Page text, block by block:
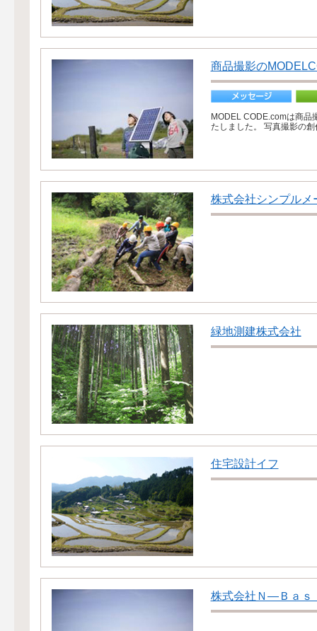
商品撮影の
MODEL CODE.comは商品
たしました。 写真撮影の
株式会社シンプルメ
緑地測建株式会社
住宅設計イフ
株式会社Ｎ―Ｂａｓ